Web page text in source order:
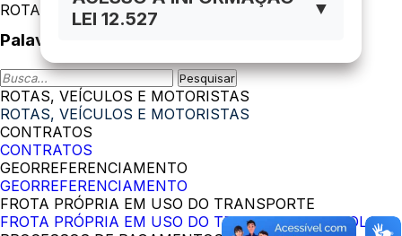
LEI 12.527
▼
ROTAS, VEÍCULOS E MOTORISTAS
Palavra-Chave
ROTAS, VEÍCULOS E MOTORISTAS
ROTAS, VEÍCULOS E MOTORISTAS
CONTRATOS
CONTRATOS
GEORREFERENCIAMENTO
GEORREFERENCIAMENTO
FROTA PRÓPRIA EM USO DO TRANSPORTE
FROTA PRÓPRIA EM USO DO TRANSPORTE ESCOLAR